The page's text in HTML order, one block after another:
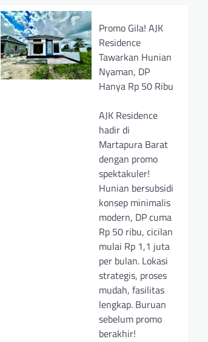
Promo Gila! AJK
Residence
Tawarkan Hunian
Nyaman, DP
Hanya Rp 50 Ribu
AJK Residence
hadir di
Martapura Barat
dengan promo
spektakuler!
Hunian bersubsidi
konsep minimalis
modern, DP cuma
Rp 50 ribu, cicilan
mulai Rp 1,1 juta
per bulan. Lokasi
strategis, proses
mudah, fasilitas
lengkap. Buruan
sebelum promo
berakhir!